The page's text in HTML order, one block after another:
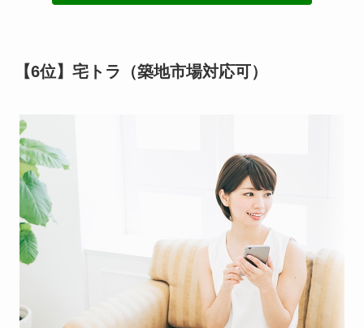
【6位】宅トラ（築地市場対応可）